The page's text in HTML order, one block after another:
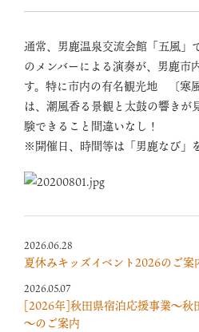
通常、男鹿温泉交流会館「五風」
のメンバーによる演奏が、男鹿市
す。特に市内の有名観光地 〔寒
は、潮風香る景観と太鼓の響きが
験できること間違いなし！
※開催日、時間等は「男鹿なび」
2026.06.28
夏休みキッズイベント2026のご
2026.05.07
[2026年]秋田県宿泊応援事業～秋
～のご案内